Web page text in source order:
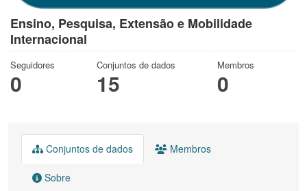
Ensino, Pesquisa, Extensão e Mobilidade
Internacional
Seguidores
0
Conjuntos de dados
15
Membros
0
Conjuntos de dados Membros
Sobre